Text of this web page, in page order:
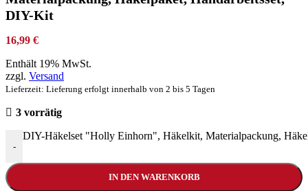
DIY-Kit
16,99 €
Enthält 19% MwSt.
zzgl. Versand
Lieferzeit: Lieferung erfolgt innerhalb von 2 bis 5 Tagen
3 vorrätig
-
DIY-Häkelset "Holly Einhorn", Häkelkit, Materialpackung,
IN DEN WARENKORB